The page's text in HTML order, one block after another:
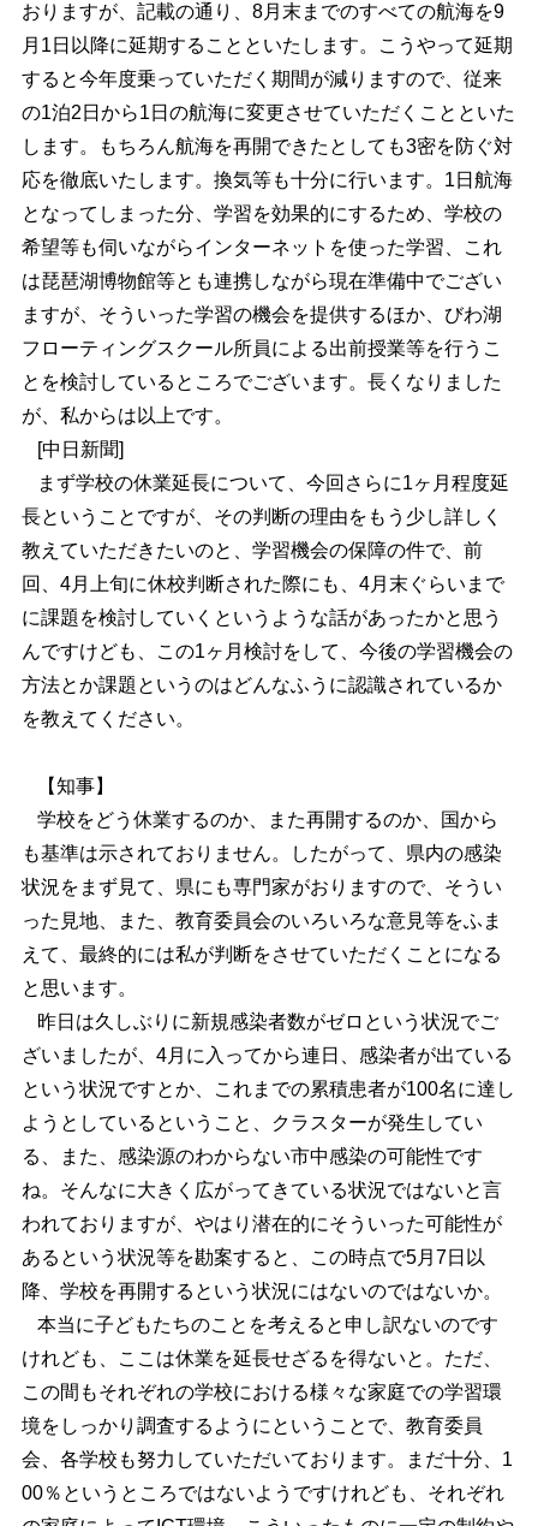
おりますが、記載の通り、8月末までのすべての航海を9
月1日以降に延期することといたします。こうやって延期
すると今年度乗っていただく期間が減りますので、従来
の1泊2日から1日の航海に変更させていただくことといた
します。もちろん航海を再開できたとしても3密を防ぐ対
応を徹底いたします。換気等も十分に行います。1日航海
となってしまった分、学習を効果的にするため、学校の
希望等も伺いながらインターネットを使った学習、これ
は琵琶湖博物館等とも連携しながら現在準備中でござい
ますが、そういった学習の機会を提供するほか、びわ湖
フローティングスクール所員による出前授業等を行うこ
とを検討しているところでございます。長くなりました
が、私からは以上です。
[中日新聞]
まず学校の休業延長について、今回さらに1ヶ月程度延
長ということですが、その判断の理由をもう少し詳しく
教えていただきたいのと、学習機会の保障の件で、前
回、4月上旬に休校判断された際にも、4月末ぐらいまで
に課題を検討していくというような話があったかと思う
んですけども、この1ヶ月検討をして、今後の学習機会の
方法とか課題というのはどんなふうに認識されているか
を教えてください。
【知事】
学校をどう休業するのか、また再開するのか、国から
も基準は示されておりません。したがって、県内の感染
状況をまず見て、県にも専門家がおりますので、そうい
った見地、また、教育委員会のいろいろな意見等をふま
えて、最終的には私が判断をさせていただくことになる
と思います。
昨日は久しぶりに新規感染者数がゼロという状況でご
ざいましたが、4月に入ってから連日、感染者が出ている
という状況ですとか、これまでの累積患者が100名に達し
ようとしているということ、クラスターが発生してい
る、また、感染源のわからない市中感染の可能性です
ね。そんなに大きく広がってきている状況ではないと言
われておりますが、やはり潜在的にそういった可能性が
あるという状況等を勘案すると、この時点で5月7日以
降、学校を再開するという状況にはないのではないか。
本当に子どもたちのことを考えると申し訳ないのです
けれども、ここは休業を延長せざるを得ないと。ただ、
この間もそれぞれの学校における様々な家庭での学習環
境をしっかり調査するようにということで、教育委員
会、各学校も努力していただいております。まだ十分、1
00％というところではないようですけれども、それぞれ